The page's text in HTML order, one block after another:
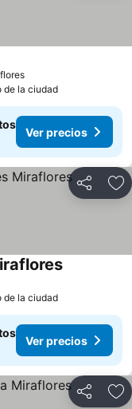
de la ciudad
Ver precios
Compartir
de la ciudad
Ver precios
Compartir